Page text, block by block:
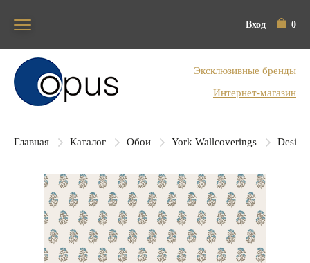
Вход 0
Блок поиска
Эксклюзивные бренды
Интернет-магазин
Главная Каталог Обои York Wallcoverings